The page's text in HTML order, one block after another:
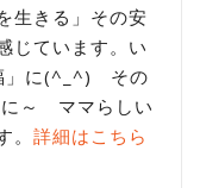
生きる」その安
じています。い
」に(^_^) その
に～ ママらしい
詳細はこちら